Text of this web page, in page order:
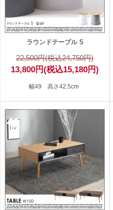
ラウンドテーブル S
22,500円(税込24,750円)
13,800円(税込15,180円)
幅49 高さ42.5cm
41